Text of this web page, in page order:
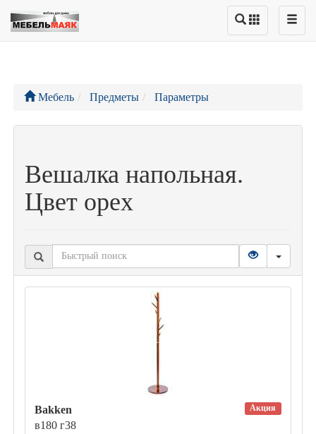
Мебель Предметы Параметры
Вешалка напольная.
Цвет орех
Акция
Bakken
в180 г38